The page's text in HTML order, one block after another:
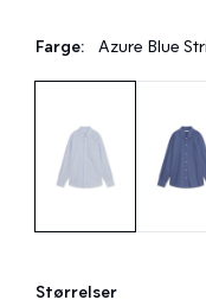
Farge: Azure Blue
Størrelser